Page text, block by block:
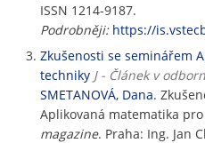
ISSN 1214-9187.
Podrobněji: https://
Zkušenosti se seminářem
techniky J - Článek v
SMETANOVÁ, Dana.
Aplikovaná matematika
magazine. Praha: Ing. Jan